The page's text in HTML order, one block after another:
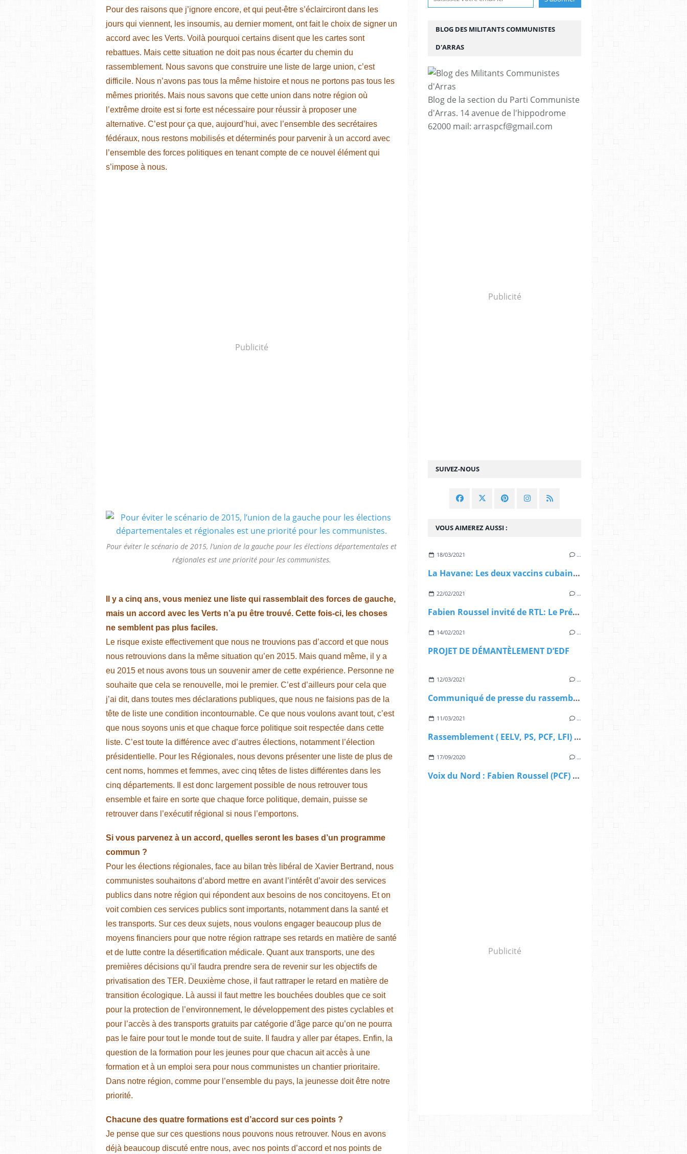
Pour des raisons que j’ignore encore, et qui peut-être s’éclairciront dans les
jours qui viennent, les insoumis, au dernier moment, ont fait le choix de signer un
accord avec les Verts. Voilà pourquoi certains disent que les cartes sont
rebattues. Mais cette situation ne doit pas nous écarter du chemin du
rassemblement. Nous savons que construire une liste de large union, c’est
difficile. Nous n’avons pas tous la même histoire et nous ne portons pas tous les
mêmes priorités. Mais nous savons que cette union dans notre région où
l’extrême droite est si forte est nécessaire pour réussir à proposer une
alternative. C’est pour ça que, aujourd’hui, avec l’ensemble des secrétaires
fédéraux, nous restons mobilisés et déterminés pour parvenir à un accord avec
l’ensemble des forces politiques en tenant compte de ce nouvel élément qui
s’impose à nous.
Publicité
Pour éviter le scénario de 2015, l’union de la gauche pour les élections départementales et
régionales est une priorité pour les communistes.
Il y a cinq ans, vous meniez une liste qui rassemblait des forces de gauche,
mais un accord avec les Verts n’a pu être trouvé. Cette fois-ci, les choses
ne semblent pas plus faciles.
Le risque existe effectivement que nous ne trouvions pas d’accord et que nous
nous retrouvions dans la même situation qu’en 2015. Mais quand même, il y a
eu 2015 et nous avons tous un souvenir amer de cette expérience. Personne ne
souhaite que cela se renouvelle, moi le premier. C’est d’ailleurs pour cela que
j’ai dit, dans toutes mes déclarations publiques, que nous ne faisions pas de la
tête de liste une condition incontournable. Ce que nous voulons avant tout, c’est
que nous soyons unis et que chaque force politique soit respectée dans cette
liste. C’est toute la différence avec d’autres élections, notamment l’élection
présidentielle. Pour les Régionales, nous devons présenter une liste de plus de
cent noms, hommes et femmes, avec cinq têtes de listes différentes dans les
cinq départements. Il est donc largement possible de nous retrouver tous
ensemble et faire en sorte que chaque force politique, demain, puisse se
retrouver dans l’exécutif régional si nous l’emportons.
Si vous parvenez à un accord, quelles seront les bases d’un programme
commun ?
Pour les élections régionales, face au bilan très libéral de Xavier Bertrand, nous
communistes souhaitons d’abord mettre en avant l’intérêt d’avoir des services
publics dans notre région qui répondent aux besoins de nos concitoyens. Et on
voit combien ces services publics sont importants, notamment dans la santé et
les transports. Sur ces deux sujets, nous voulons engager beaucoup plus de
moyens financiers pour que notre région rattrape ses retards en matière de santé
et de lutte contre la désertification médicale. Quant aux transports, une des
premières décisions qu’il faudra prendre sera de revenir sur les objectifs de
privatisation des TER. Deuxième chose, il faut rattraper le retard en matière de
transition écologique. Là aussi il faut mettre les bouchées doubles que ce soit
pour la protection de l’environnement, le développement des pistes cyclables et
pour l’accès à des transports gratuits par catégorie d’âge parce qu’on ne pourra
pas le faire pour tout le monde tout de suite. Il faudra y aller par étapes. Enfin, la
question de la formation pour les jeunes pour que chacun ait accès à une
formation et à un emploi sera pour nous communistes un chantier prioritaire.
Dans notre région, comme pour l’ensemble du pays, la jeunesse doit être notre
priorité.
Chacune des quatre formations est d’accord sur ces points ?
Je pense que sur ces questions nous pouvons nous retrouver. Nous en avons
déjà beaucoup discuté entre nous, avec nos points d’accord et nos points de
SUIVEZ-NOUS
BLOG DES MILITANTS COMMUNISTES
D'ARRAS
Blog de la section du Parti Communiste
d'Arras. 14 avenue de l'hippodrome
62000 mail: arraspcf@gmail.com
Publicité
VOUS AIMEREZ AUSSI :
18/03/2021 …
La Havane: Les deux vaccins cubains contre le covid-19 entrent dans la dernière ligne droite des essais cliniques
22/02/2021 …
Fabien Roussel invité de RTL: Le Président a fait le choix seul, d'accepter 500 décès par jour, sans aucun débat national.
14/02/2021 …
PROJET DE DÉMANTÈLEMENT D’EDF
12/03/2021 …
Communiqué de presse du rassemblement de la gauche et des écologistes pour les élections régionales dans les Hauts-de-France
11/03/2021 …
Rassemblement ( EELV, PS, PCF, LFI) dans les Hauts-de-France face au sortant Xavier Bertrand
17/09/2020 …
Voix du Nord : Fabien Roussel (PCF) se déclare « disponible » pour mener la bataille des régionales
Publicité